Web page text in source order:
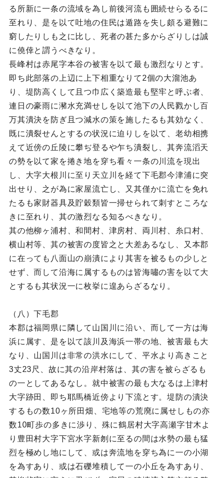
る所新に一条の流域を為し前後河流も囲続せらるるに
至れり、是を以て吐地の住民は遁路を失し頗る避難に
窮したりしも之に比し、死者の甚た多からざりしは誠
に僥倖と謂うべきなり。
長峰村は赤尾字本谷の被害を以て最も激烈なりとす。
即ち此部落の上辺に上下相重なりて2個の大溜池あ
り、堤防高くして且つ巾広く築造最も堅牢と呼ぶ者、
連日の豪雨に瀦水充満せしを以て池下の人民戮かし百
万其潰決を防ぎ且つ減水の策を施したるも其効なく、
既に潰裂せんとするの状況に迫りしを以て、老幼相携
えて近傍の丘陵に攀ぢ登るや乍ち潰裂し、其奔流滔天
の勢を以て家を捲き地を穿ち看々一条の川流を現出
し、大字大根川に至り天立川を経て下毛郡今津浦に突
出せり、之が為に家屋流亡し、又其僅かに流亡を免れ
たるも家財器具及貯穀類皆一掃せられて刺すところな
きに至れり、其の激烈なる知るべきなり。
其の他柳ヶ浦村、和間村、津房村、両川村、糸口村、
横山村等、其の被害の度皆之と大差あるなし、又本郡
に在っても八面山の崩潰により其害を被るもの少しと
せず、而して沿海に属するものは皆海嘯の害を以て大
とするも其状況一に枚挙に遑あらざるなり。
（八）下毛郡
本郡は福岡県に隣して山国川に沿い、而して一方は海
浜に属す、是を以て該川及海浜一帯の地、被害最も大
なり、山国川は非常の洪水にして、平水より高きこと
3丈23尺、故に其の沿岸村落は、其の害を被らざるも
の一としてあるなし。就中被害の最も大なるは上津村
大字跡田、即ち耶馬橋近傍より下流とす。堤防の潰決
するもの数10ヶ所田畑、宅地等の荒廃に属せしもの亦
数10町歩の多きに渉り、殊に鶴居村大字高瀬字甘木よ
り豊田村大字下宮水字新刎に至るの間は水勢の最も猛
烈を極めし地にして、或は奔流地を穿ち為に一の小湖
を為すあり、或は石礫堆積して一の小丘を為すあり、